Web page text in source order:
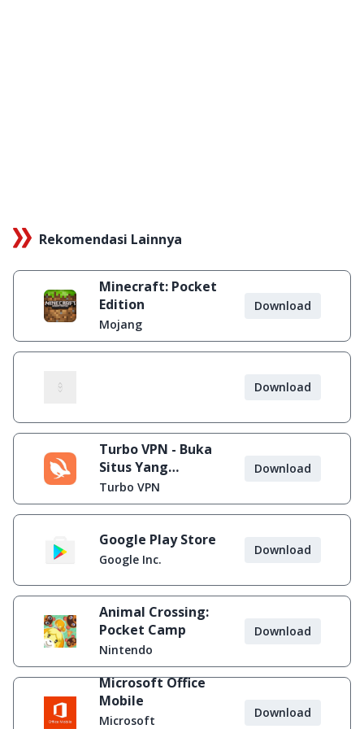
Rekomendasi Lainnya
Minecraft: Pocket
Edition
Mojang
Download
Download
Turbo VPN - Buka
Situs Yang
Diblokir
Turbo VPN
Download
Google Play Store
Google Inc.
Download
Animal Crossing:
Pocket Camp
Nintendo
Download
Microsoft Office
Mobile
Microsoft
Download